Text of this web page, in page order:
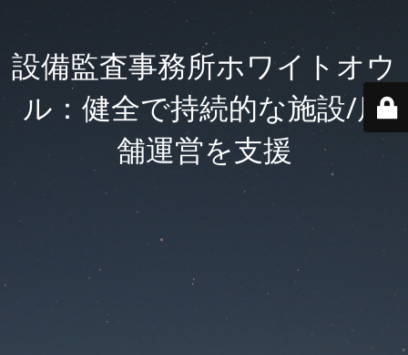
設備監査事務所ホワイトオウ
ル：健全で持続的な施設/店
舗運営を支援